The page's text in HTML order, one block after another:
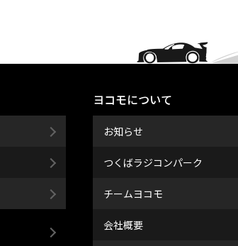
ヨコモについて
お知らせ
つくばラジコンパーク
チームヨコモ
会社概要